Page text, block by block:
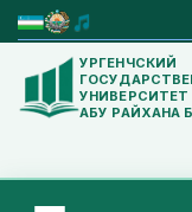
УРГЕНЧСКИЙ
АБУ РАЙХАНА